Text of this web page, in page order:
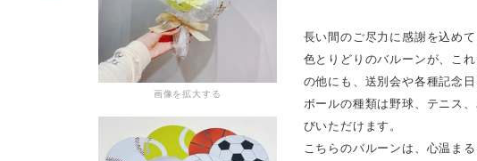
画像を拡大する
長い間のご尽力に感謝を込め
色とりどりのバルーンが、こ
の他にも、送別会や各種記念
ボールの種類は野球、テニス
びいただけます。
こちらのバルーンは、心温ま